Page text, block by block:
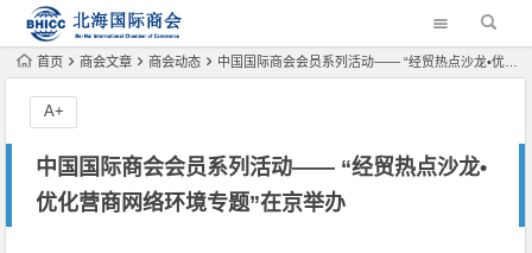
首页 商会文章 商会动态 中国国际商会会员系列活动—— “经贸热点沙龙•优化营商网络环境专题”在京举办
中国国际商会会员系列活动—— “经贸热点沙龙•
优化营商网络环境专题”在京举办
A+